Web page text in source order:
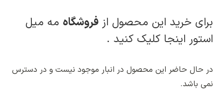
برای خرید این محصول از فروشگاه مه میل
استور اینجا کلیک کنید .
در حال حاضر این محصول در انبار موجود نیست و در دسترس
نمی باشد.